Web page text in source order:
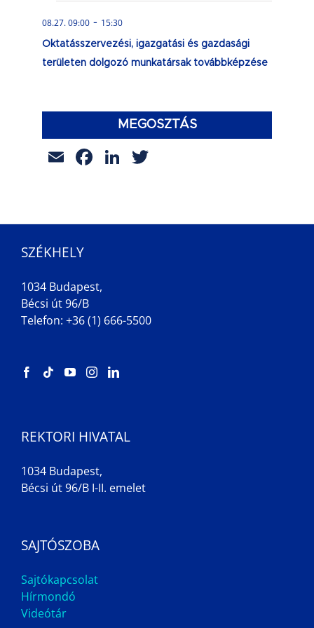
08.27. 09:00 - 15:30
Oktatásszervezési, igazgatási és gazdasági
területen dolgozó munkatársak továbbképzése
MEGOSZTÁS
EmailFacebook
LinkedIn
SZÉKHELY
1034 Budapest,
Bécsi út 96/B
Telefon: +36 (1) 666-5500
REKTORI HIVATAL
1034 Budapest,
Bécsi út 96/B I-II. emelet
SAJTÓSZOBA
Sajtókapcsolat
Hírmondó
Videótár